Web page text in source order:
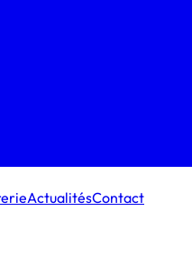
ActualitésContact